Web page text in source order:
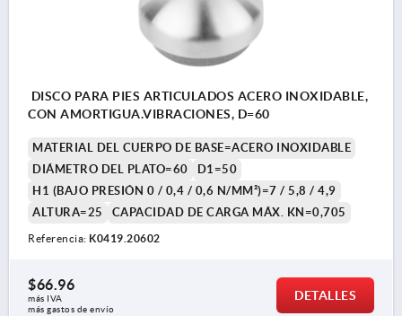
DISCO PARA PIES ARTICULADOS ACERO INOXIDABLE,
CON AMORTIGUA.VIBRACIONES, D=60
MATERIAL DEL CUERPO DE BASE=ACERO INOXIDABLE
DIÁMETRO DEL PLATO=60
D1=50
H1 (BAJO PRESIÓN 0 / 0,4 / 0,6 N/MM²)=7 / 5,8 / 4,9
ALTURA=25
CAPACIDAD DE CARGA MÁX. KN=0,705
Referencia: K0419.20602
$66.96
más IVA
más gastos de envío
DETALLES